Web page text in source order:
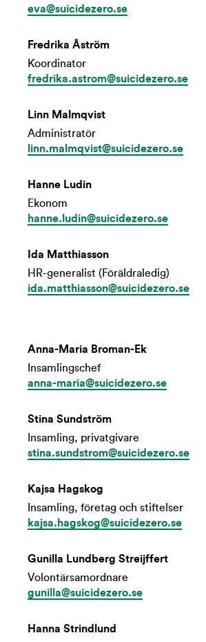
eva@suicidezero.se
Fredrika Åström
Koordinator
fredrika.astrom@suicidezero.se
Linn Malmqvist
Administratör
linn.malmqvist@suicidezero.se
Hanne Ludin
Ekonom
hanne.ludin@suicidezero.se
Ida Matthiasson
HR-generalist (Föräldraledig)
ida.matthiasson@suicidezero.se
Anna-Maria Broman-Ek
Insamlingschef
anna-maria@suicidezero.se
Stina Sundström
Insamling, privatgivare
stina.sundstrom@suicidezero.se
Kajsa Hagskog
Insamling, företag och stiftelser
kajsa.hagskog@suicidezero.se
Gunilla Lundberg Streijffert
Volontärsamordnare
gunilla@suicidezero.se
Hanna Strindlund